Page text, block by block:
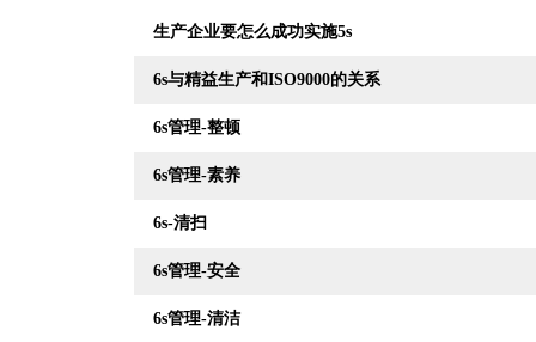
生产企业要怎么成功实施5s
6s与精益生产和ISO9000的关系
6s管理-整顿
6s管理-素养
6s-清扫
6s管理-安全
6s管理-清洁